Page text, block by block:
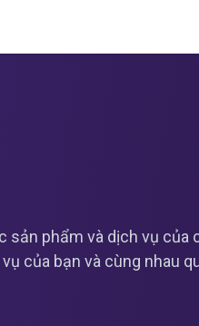
sản phẩm và dịch vụ của
của bạn và cùng nhau